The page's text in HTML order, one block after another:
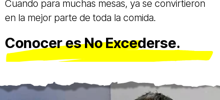
Cuando para muchas mesas, ya se convirtieron
en la mejor parte de toda la comida.
Conocer es No Excederse.